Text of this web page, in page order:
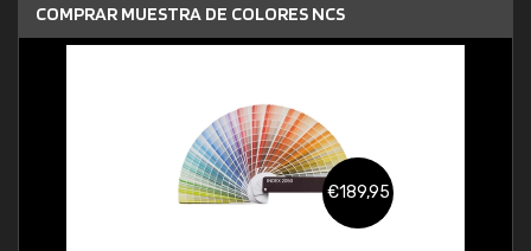
COMPRAR MUESTRA DE COLORES NCS
€189,95